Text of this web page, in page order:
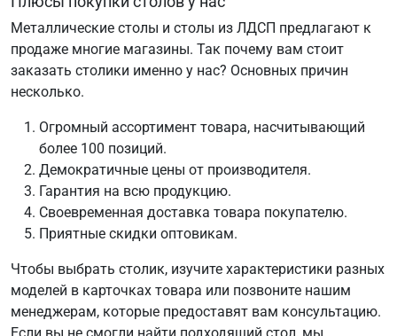
Металлические столы и столы из ЛДСП предлагают к
продаже многие магазины. Так почему вам стоит
заказать столики именно у нас? Основных причин
несколько.
Огромный ассортимент товара, насчитывающий
более 100 позиций.
Демократичные цены от производителя.
Гарантия на всю продукцию.
Своевременная доставка товара покупателю.
Приятные скидки оптовикам.
Чтобы выбрать столик, изучите характеристики разных
моделей в карточках товара или позвоните нашим
менеджерам, которые предоставят вам консультацию.
Если вы не смогли найти подходящий стол, мы